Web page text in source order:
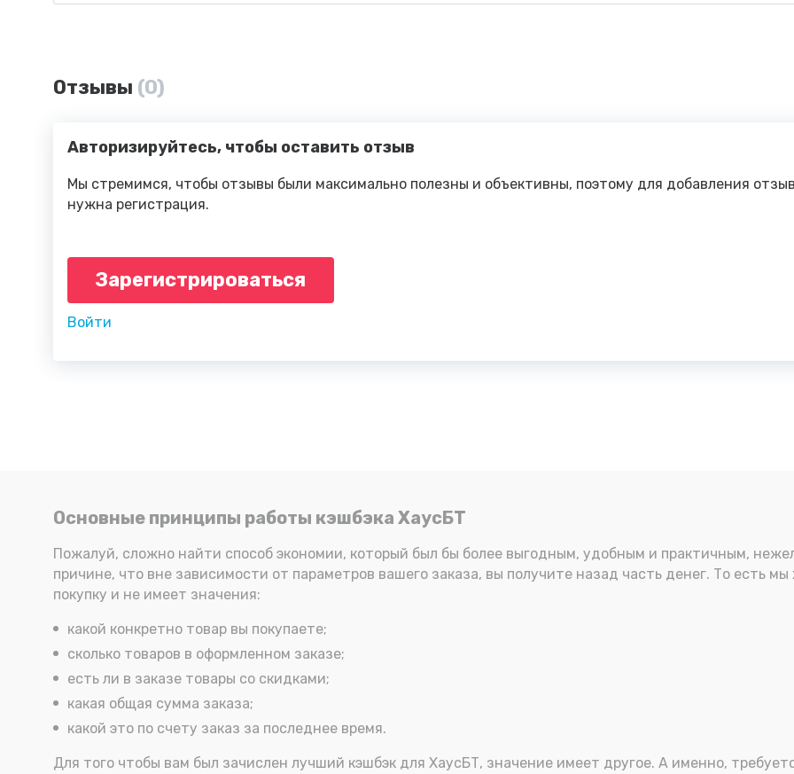
Отзывы (0)
Авторизируйтесь, чтобы оставить отзыв
Мы стремимся, чтобы отзывы были максимально полезны и объективны, поэтому для добавления
нужна регистрация.
Зарегистрироваться
Войти
Основные принципы работы кэшбэка ХаусБТ
Пожалуй, сложно найти способ экономии, который был бы более выгодным, удобным и практичным,
причине, что вне зависимости от параметров вашего заказа, вы получите назад часть денег. То есть
покупку и не имеет значения:
какой конкретно товар вы покупаете;
сколько товаров в оформленном заказе;
есть ли в заказе товары со скидками;
какая общая сумма заказа;
какой это по счету заказ за последнее время.
Для того чтобы вам был зачислен лучший кэшбэк для ХаусБТ, значение имеет другое. А именно,